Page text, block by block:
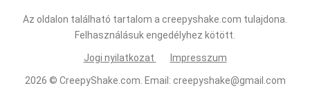
Az oldalon található tartalom a creepyshake.com tulajdona.
Felhasználásuk engedélyhez kötött.
Jogi nyilatkozat Impresszum
2026 © CreepyShake.com . Email: creepyshake@gmail.com